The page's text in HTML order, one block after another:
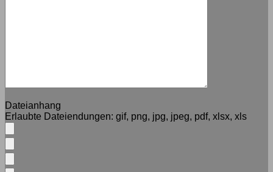
Dateianhang
Erlaubte Dateiendungen: gif, png, jpg, jpeg, pdf, xlsx, xls